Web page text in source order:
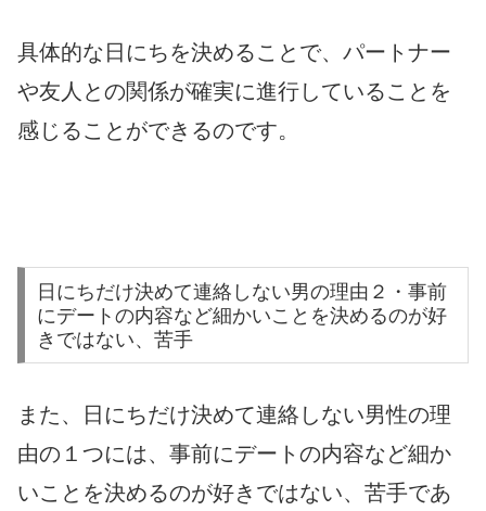
具体的な日にちを決めることで、パートナー
や友人との関係が確実に進行していることを
感じることができるのです。
日にちだけ決めて連絡しない男の理由２・事前
にデートの内容など細かいことを決めるのが好
きではない、苦手
また、日にちだけ決めて連絡しない男性の理
由の１つには、事前にデートの内容など細か
いことを決めるのが好きではない、苦手であ